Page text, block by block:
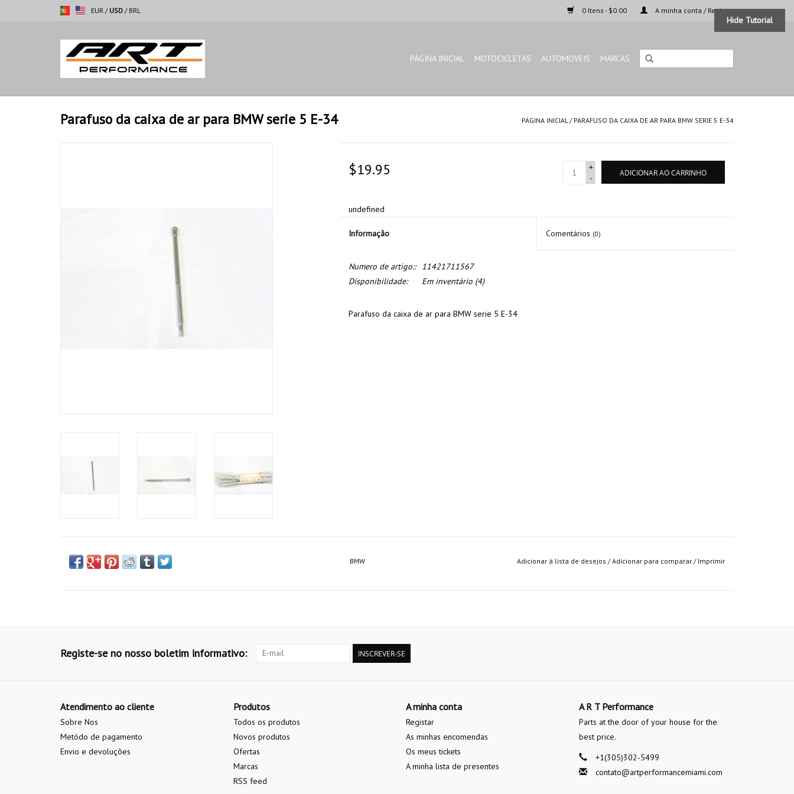
EUR / USD / BRL 0 Itens - $0.00 A minha conta / Registar
PÁGINA INICIAL MOTOCICLETAS AUTOMOVEIS MARCAS
Parafuso da caixa de ar para BMW serie 5 E-34 PÁGINA INICIAL/ PARAFUSO DA CAIXA DE AR PARA BMW SERIE 5 E-34
$19.95
+
-
ADICIONAR AO CARRINHO
undefined
Informação Comentários (0)
Numero de artigo::
11421711567
Disponibilidade:
Em inventário(4)
Parafuso da caixa de ar para BMW serie 5 E-34
BMW Adicionar à lista de desejos /Adicionar para comparar / Imprimir
Registe-se no nosso boletim informativo: INSCREVER-SE
Atendimento ao cliente
Sobre Nos
Metódo de pagamento
Envio e devoluções
Produtos
Todos os produtos
Novos produtos
Ofertas
Marcas
RSS feed
A minha conta
Registar
As minhas encomendas
Os meus tickets
A minha lista de presentes
A R T Performance
Parts at the door of your house for the
best price.
+1(305)302-5499
contato@artperformancemiami.com
Hide Tutorial